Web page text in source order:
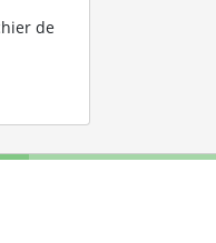
de